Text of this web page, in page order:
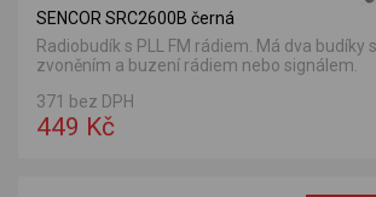
SENCOR SRC2600B černá
Radiobudík s PLL FM rádiem. Má dva budíky
zvoněním a buzení rádiem nebo signálem.
371 bez DPH
449 Kč